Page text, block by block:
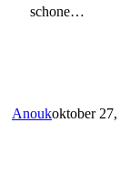
schone…
Anoukoktober 27,